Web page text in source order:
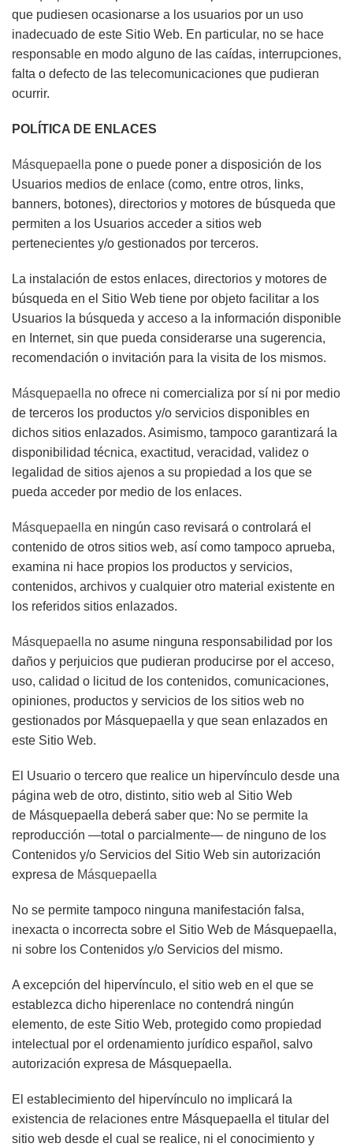
que pudiesen ocasionarse a los usuarios por un uso
inadecuado de este Sitio Web. En particular, no se hace
responsable en modo alguno de las caídas, interrupciones,
falta o defecto de las telecomunicaciones que pudieran
ocurrir.
POLÍTICA DE ENLACES
Másquepaella pone o puede poner a disposición de los
Usuarios medios de enlace (como, entre otros, links,
banners, botones), directorios y motores de búsqueda que
permiten a los Usuarios acceder a sitios web
pertenecientes y/o gestionados por terceros.
La instalación de estos enlaces, directorios y motores de
búsqueda en el Sitio Web tiene por objeto facilitar a los
Usuarios la búsqueda y acceso a la información disponible
en Internet, sin que pueda considerarse una sugerencia,
recomendación o invitación para la visita de los mismos.
Másquepaella no ofrece ni comercializa por sí ni por medio
de terceros los productos y/o servicios disponibles en
dichos sitios enlazados. Asimismo, tampoco garantizará la
disponibilidad técnica, exactitud, veracidad, validez o
legalidad de sitios ajenos a su propiedad a los que se
pueda acceder por medio de los enlaces.
Másquepaella en ningún caso revisará o controlará el
contenido de otros sitios web, así como tampoco aprueba,
examina ni hace propios los productos y servicios,
contenidos, archivos y cualquier otro material existente en
los referidos sitios enlazados.
Másquepaella no asume ninguna responsabilidad por los
daños y perjuicios que pudieran producirse por el acceso,
uso, calidad o licitud de los contenidos, comunicaciones,
opiniones, productos y servicios de los sitios web no
gestionados por Másquepaella y que sean enlazados en
este Sitio Web.
El Usuario o tercero que realice un hipervínculo desde una
página web de otro, distinto, sitio web al Sitio Web
de Másquepaella deberá saber que: No se permite la
reproducción —total o parcialmente— de ninguno de los
Contenidos y/o Servicios del Sitio Web sin autorización
expresa de Másquepaella
No se permite tampoco ninguna manifestación falsa,
inexacta o incorrecta sobre el Sitio Web de Másquepaella,
ni sobre los Contenidos y/o Servicios del mismo.
A excepción del hipervínculo, el sitio web en el que se
establezca dicho hiperenlace no contendrá ningún
elemento, de este Sitio Web, protegido como propiedad
intelectual por el ordenamiento jurídico español, salvo
autorización expresa de Másquepaella.
El establecimiento del hipervínculo no implicará la
existencia de relaciones entre Másquepaella el titular del
sitio web desde el cual se realice, ni el conocimiento y